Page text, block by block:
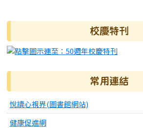
右邊區域內容 校慶特刊
常用連結
悅讀心視界(圖書館網站)
健康促進網